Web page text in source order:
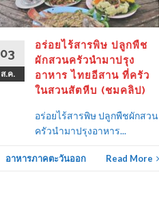
03
ส.ค.
อร่อยไร้สารพิษ ปลูกพืช
ผักสวนครัวนำมาปรุง
อาหาร ไทยอีสาน ที่ครัว
ในสวนสัตหีบ (ชมคลิป)
อร่อยไร้สารพิษ ปลูกพืชผักสวน
ครัวนำมาปรุงอาหาร...
อาหารภาคตะวันออก Read More